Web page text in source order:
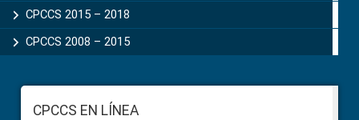
CPCCS 2015 – 2018
CPCCS 2008 – 2015
FooterCPCCS EN LÍNEA